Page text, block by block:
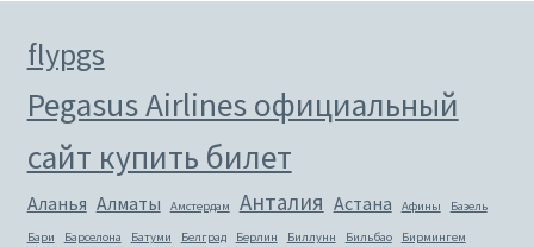
flypgs
Pegasus Airlines официальный
сайт купить билет
Аланья Алматы Амстердам Анталия Астана Афины
Базель
Бари
Барселона Батуми Белград Берлин Биллунн Бильбао Бирмингем